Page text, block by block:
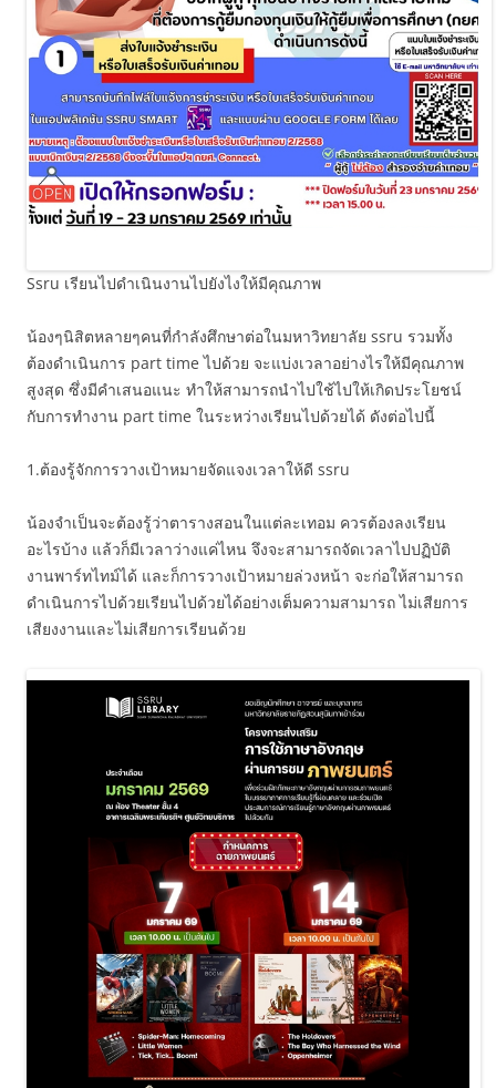
Ssru เรียนไปดำเนินงานไปยังไงให้มีคุณภาพ
น้องๆนิสิตหลายๆคนที่กำลังศึกษาต่อในมหาวิทยาลัย ssru รวมทั้ง
ต้องดำเนินการ part time ไปด้วย จะแบ่งเวลาอย่างไรให้มีคุณภาพ
สูงสุด ซึ่งมีคำเสนอแนะ ทำให้สามารถนำไปใช้ไปให้เกิดประโยชน์
กับการทำงาน part time ในระหว่างเรียนไปด้วยได้ ดังต่อไปนี้
1.ต้องรู้จักการวางเป้าหมายจัดแจงเวลาให้ดี ssru
น้องจำเป็นจะต้องรู้ว่าตารางสอนในแต่ละเทอม ควรต้องลงเรียน
อะไรบ้าง แล้วก็มีเวลาว่างแค่ไหน จึงจะสามารถจัดเวลาไปปฏิบัติ
งานพาร์ทไทม์ได้ และก็การวางเป้าหมายล่วงหน้า จะก่อให้สามารถ
ดำเนินการไปด้วยเรียนไปด้วยได้อย่างเต็มความสามารถ ไม่เสียการ
เสียงงานและไม่เสียการเรียนด้วย